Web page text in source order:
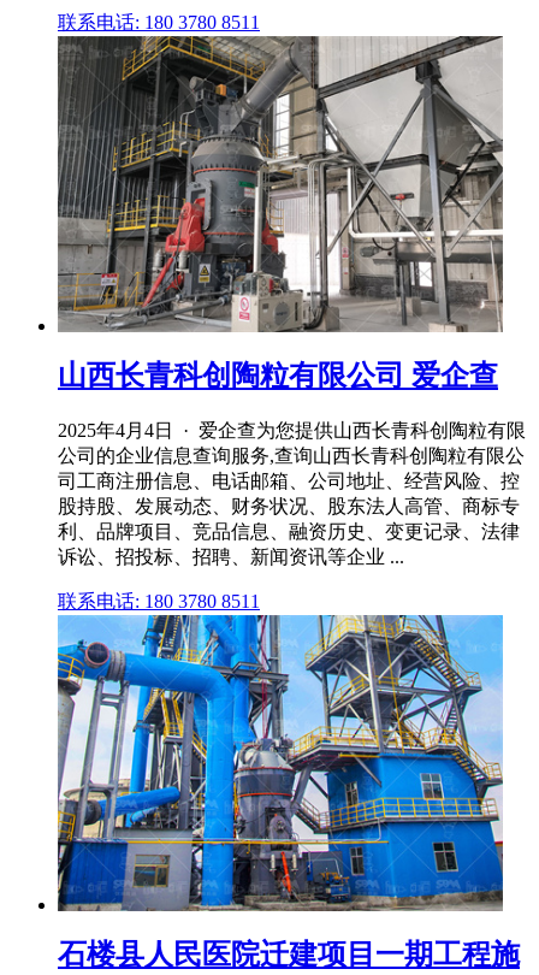
联系电话: 180 3780 8511
山西长青科创陶粒有限公司 爱企查
2025年4月4日 · 爱企查为您提供山西长青科创陶粒有限
公司的企业信息查询服务,查询山西长青科创陶粒有限公
司工商注册信息、电话邮箱、公司地址、经营风险、控
股持股、发展动态、财务状况、股东法人高管、商标专
利、品牌项目、竞品信息、融资历史、变更记录、法律
诉讼、招投标、招聘、新闻资讯等企业 ...
联系电话: 180 3780 8511
石楼县人民医院迁建项目一期工程施